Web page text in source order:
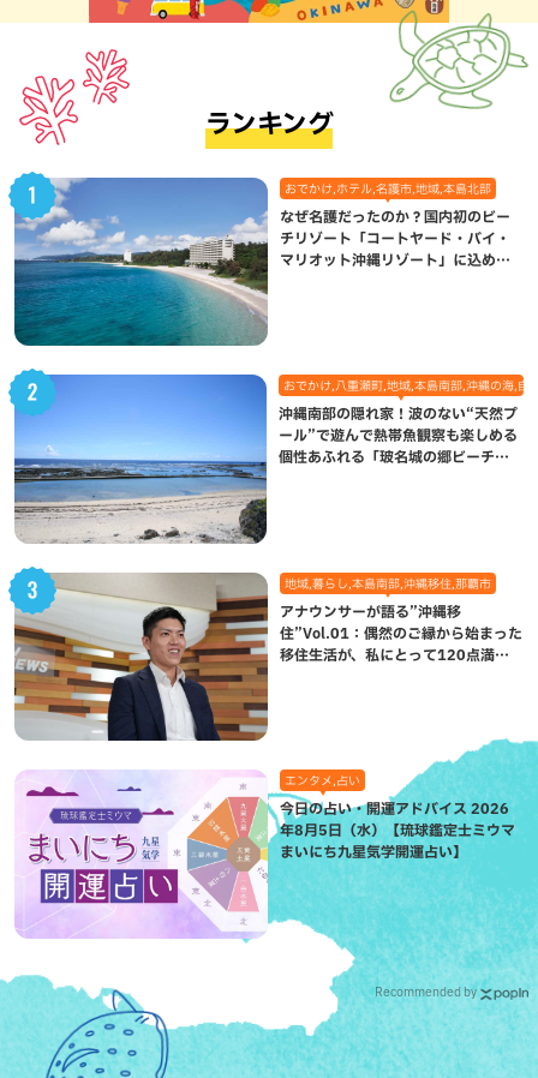
ランキング
おでかけ,ホテル,名護市,地域,本島北部
なぜ名護だったのか？国内初のビー
チリゾート「コートヤード・バイ・
マリオット沖縄リゾート」に込めら
おでかけ,八重瀬町,地域,本島南部,沖縄の海,自
沖縄南部の隠れ家！波のない“天然プ
ール”で遊んで熱帯魚観察も楽しめる
個性あふれる「玻名城の郷ビーチ」
地域,暮らし,本島南部,沖縄移住,那覇市
アナウンサーが語る”沖縄移
住”Vol.01：偶然のご縁から始まった
移住生活が、私にとって120点満点
エンタメ,占い
今日の占い・開運アドバイス 2026
年8月5日（水）【琉球鑑定士ミウマ
まいにち九星気学開運占い】
Recommended by